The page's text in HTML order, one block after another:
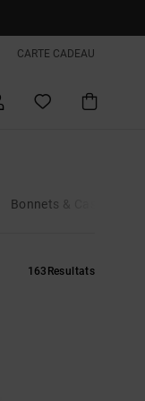
CARTE CADEAU
Bonnets & Casquettes
163 Resultats